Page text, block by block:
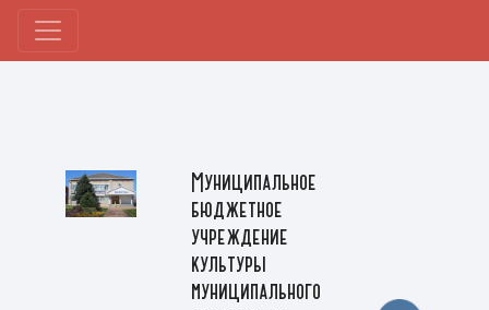
Муниципальное
бюджетное
учреждение
культуры
муниципального